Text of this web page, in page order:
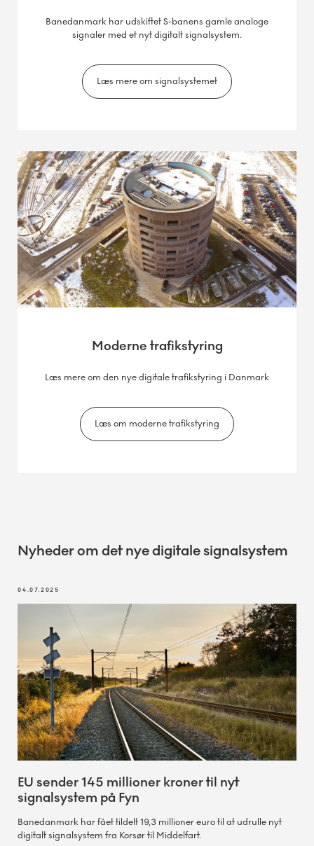
Banedanmark har udskiftet S-banens gamle analoge
signaler med et nyt digitalt signalsystem.
Læs mere om signalsystemet
Moderne trafikstyring
Læs mere om den nye digitale trafikstyring i Danmark
Læs om moderne trafikstyring
Nyheder om det nye digitale signalsystem
04.07.2025
EU sender 145 millioner kroner til nyt
signalsystem på Fyn
Banedanmark har fået tildelt 19,3 millioner euro til at udrulle nyt
digitalt signalsystem fra Korsør til Middelfart.